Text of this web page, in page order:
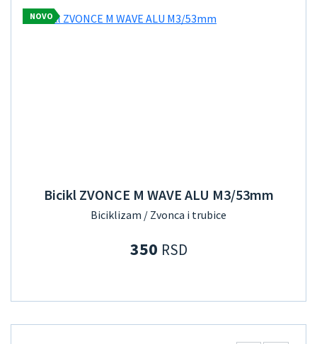
NOVO
Bicikl ZVONCE M WAVE ALU M3/53mm
Biciklizam / Zvonca i trubice
350 RSD